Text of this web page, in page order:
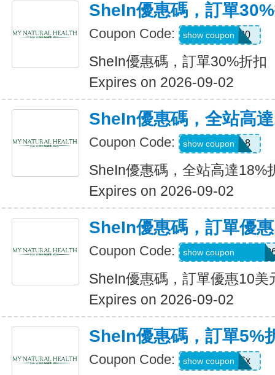
SheIn優惠碼，訂單
Coupon Code: newonly30
show coupon
SheIn優惠碼，訂單30%折扣
Expires on 2026-09-02
SheIn優惠碼，全站高
Coupon Code: MAY0B18
show coupon
SheIn優惠碼，全站高達18%
Expires on 2026-09-02
SheIn優惠碼，訂單優
Coupon Code: show coupon
SheIn優惠碼，訂單優惠10美
Expires on 2026-09-02
SheIn優惠碼，訂單5%
Coupon Code: stb4t5u06x
show coupon